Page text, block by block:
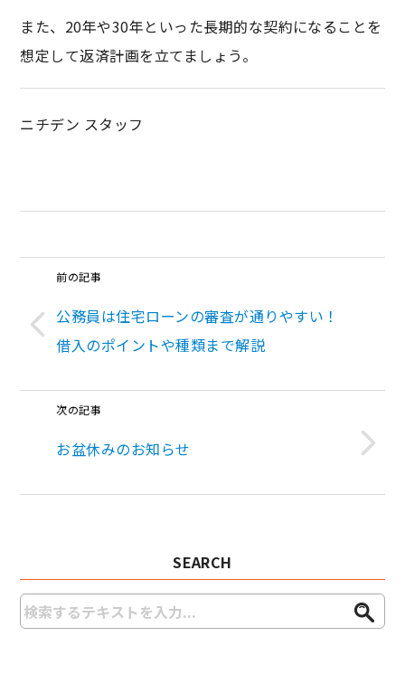
また、20年や30年といった長期的な契約になることを
想定して返済計画を立てましょう。
ニチデン スタッフ
前の記事
公務員は住宅ローンの審査が通りやすい！
借入のポイントや種類まで解説
次の記事
お盆休みのお知らせ
SEARCH